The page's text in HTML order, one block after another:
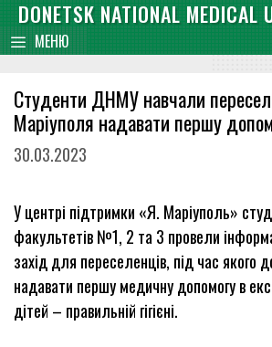
content
Skip
to
content
DONETSK NATIONAL MEDICAL
МЕНЮ
Студенти ДНМУ навчали
Маріуполя надавати першу
30.03.2023
У центрі підтримки «Я. Маріуполь»
факультетів №1, 2 та 3 провели
захід для переселенців, під час якого
надавати першу медичну допомогу в
дітей – правильній гігієні.